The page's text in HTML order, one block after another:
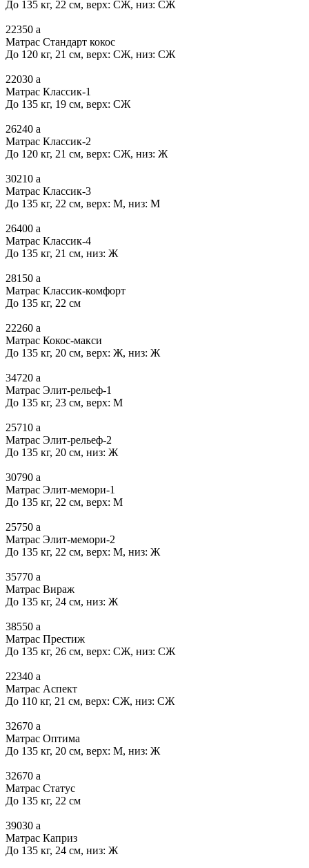
До 135 кг, 22 см, верх: СЖ, низ: СЖ
22350 a
Матрас Стандарт кокос
До 120 кг, 21 см, верх: СЖ, низ: СЖ
22030 a
Матрас Классик-1
До 135 кг, 19 см, верх: СЖ
26240 a
Матрас Классик-2
До 120 кг, 21 см, верх: СЖ, низ: Ж
30210 a
Матрас Классик-3
До 135 кг, 22 см, верх: М, низ: М
26400 a
Матрас Классик-4
До 135 кг, 21 см, низ: Ж
28150 a
Матрас Классик-комфорт
До 135 кг, 22 см
22260 a
Матрас Кокос-макси
До 135 кг, 20 см, верх: Ж, низ: Ж
34720 a
Матрас Элит-рельеф-1
До 135 кг, 23 см, верх: М
25710 a
Матрас Элит-рельеф-2
До 135 кг, 20 см, низ: Ж
30790 a
Матрас Элит-мемори-1
До 135 кг, 22 см, верх: М
25750 a
Матрас Элит-мемори-2
До 135 кг, 22 см, верх: М, низ: Ж
35770 a
Матрас Вираж
До 135 кг, 24 см, низ: Ж
38550 a
Матрас Престиж
До 135 кг, 26 см, верх: СЖ, низ: СЖ
22340 a
Матрас Аспект
До 110 кг, 21 см, верх: СЖ, низ: СЖ
32670 a
Матрас Оптима
До 135 кг, 20 см, верх: М, низ: Ж
32670 a
Матрас Статус
До 135 кг, 22 см
39030 a
Матрас Каприз
До 135 кг, 24 см, низ: Ж